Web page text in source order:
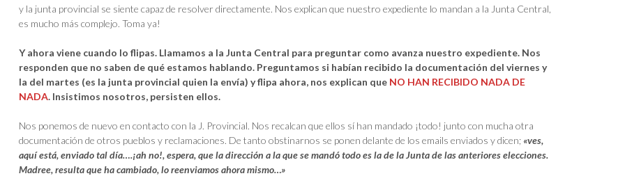
y la junta provincial se siente capaz de resolver directamente. Nos explican que nuestro expediente lo mandan a la Junta Central,
es mucho más complejo. Toma ya!
Y ahora viene cuando lo flipas. Llamamos a la Junta Central para preguntar como avanza nuestro expediente. Nos
responden que no saben de qué estamos hablando. Preguntamos si habían recibido la documentación del viernes y
la del martes (es la junta provincial quien la envía) y flipa ahora, nos explican que NO HAN RECIBIDO NADA DE
NADA. Insistimos nosotros, persisten ellos.
Nos ponemos de nuevo en contacto con la J. Provincial. Nos recalcan que ellos sí han mandado ¡todo! junto con mucha otra
documentación de otros pueblos y reclamaciones. De tanto obstinarnos se ponen delante de los emails enviados y dicen; «ves,
aquí está, enviado tal día….¡ah no!, espera, que la dirección a la que se mandó todo es la de la Junta de las anteriores elecciones.
Madree, resulta que ha cambiado, lo reenviamos ahora mismo…»